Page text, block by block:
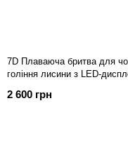
7D Плаваюча бритва для
гоління лисини з LED-
2 600 грн